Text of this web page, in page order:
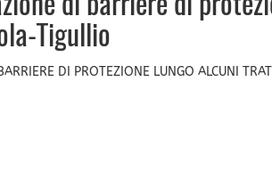
di barriere di
Tigullio
DI PROTEZIONE LUNGO ALCUNI